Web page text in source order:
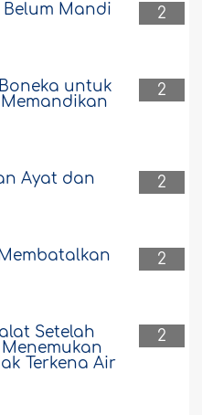
2
Mandi
2
untuk
2
Ayat dan
2
2
Setelah
Terkena Air